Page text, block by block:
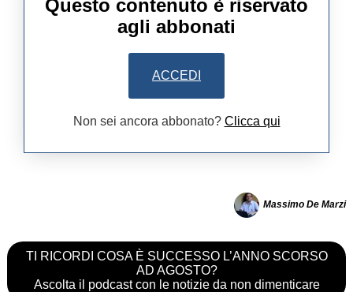
Questo contenuto è riservato
agli abbonati
ACCEDI
Non sei ancora abbonato? Clicca qui
Massimo De Marzi
TI RICORDI COSA È SUCCESSO L’ANNO SCORSO
AD AGOSTO?
Ascolta il podcast con le notizie da non dimenticare